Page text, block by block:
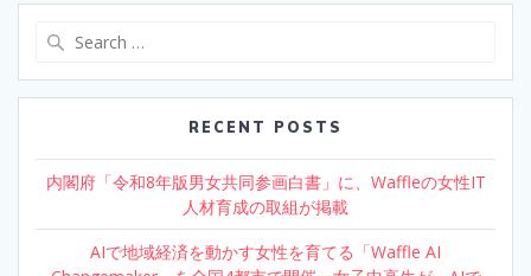
RECENT POSTS
内閣府「令和8年版男女共同参画白書」に、Waffleの女性IT
人材育成の取組が掲載
AIで地域経済を動かす女性を育てる「Waffle AI